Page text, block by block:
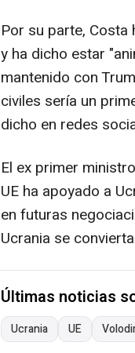
Por su parte,
y ha dicho estar
mantenido con
civiles sería un
dicho en redes
El ex primer
UE ha apoyado a
en futuras
Ucrania se
Últimas noticias
Ucrania UE